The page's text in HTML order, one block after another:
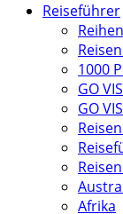
Reiseführer
Reihen
1000
GO
GO
Afrika